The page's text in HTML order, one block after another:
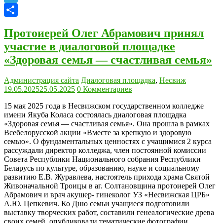
Telegram
Протоиерей Олег Абрамович принял
участие в диалоговой площадке
«Здоровая семья — счастливая семья»
Администрация сайта Диалоговая площадка, Несвиж
19.05.202525.05.2025 0 Комментариев
15 мая 2025 года в Несвижском государственном колледже
имени Якуба Коласа состоялась диалоговая площадка
«Здоровая семья — счастливая семья». Она прошла в рамках
Всебелорусской акции «Вместе за крепкую и здоровую
семью». О фундаментальных ценностях с учащимися 2 курса
рассуждали директор колледжа, член постоянной комиссии
Совета Республики Национального собрания Республики
Беларусь по культуре, образованию, науке и социальному
развитию Е.В. Журавлева, настоятель прихода храма Святой
Живоначальной Троицы в аг. Солтановщина протоиерей Олег
Абрамович и врач акушер- гинеколог УЗ «Несвижская ЦРБ»
А.Ю. Цепкевич. Ко Дню семьи учащиеся подготовили
выставку творческих работ, составили генеалогические древа